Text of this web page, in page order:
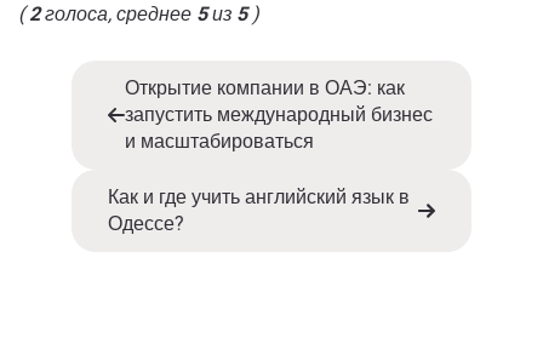
(2голоса, среднее 5из 5)
Открытие компании в ОАЭ: как
запустить международный бизнес
и масштабироваться
Как и где учить английский язык в
Одессе?